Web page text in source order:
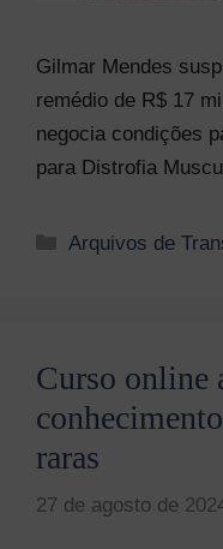
Gilmar Mendes
remédio de R$ 17
negocia condições
para Distrofia
Categorias
Arquivos de
Curso online
raras
27 de agosto de